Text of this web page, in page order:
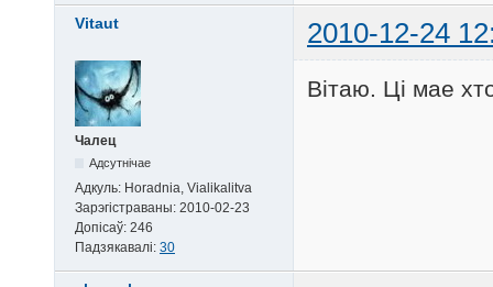
Vitaut 2010-12-24
Чалец
Адсутнічае
Адкуль: Horadnia, Vialikalitva
Зарэгістраваны: 2010-02-23
Допісаў: 246
Падзякавалі: 30
Вітаю. Ці мае